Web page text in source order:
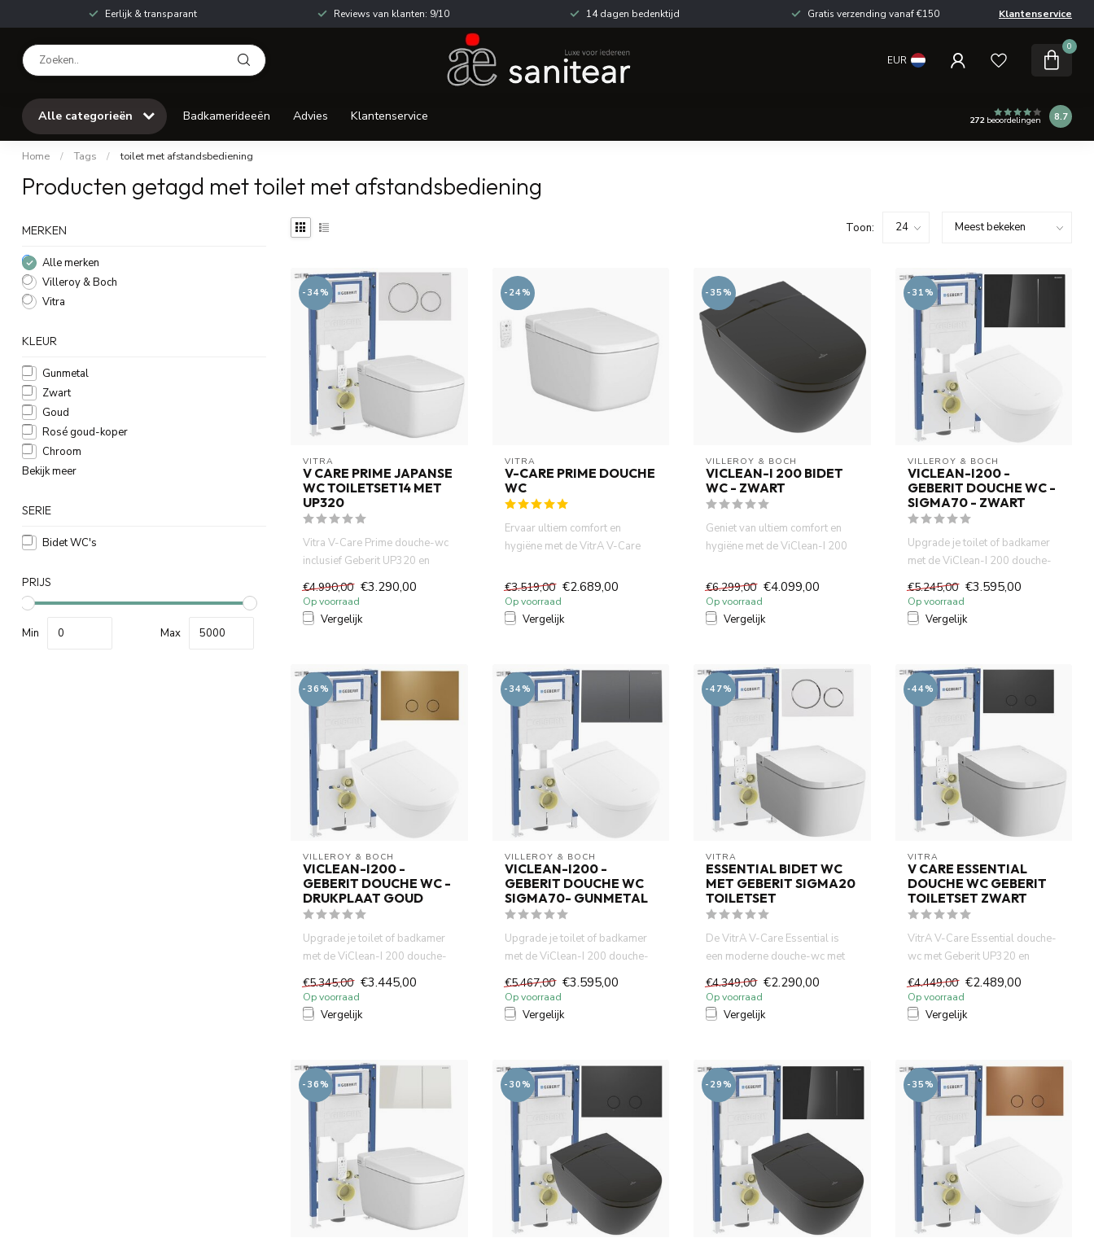
Eerlijk & transparant Reviews van klanten: 9/10 14 dagen bedenktijd Gratis verzending vanaf €150 Klantenservice
EUR
0
Alle categorieën Badkamerideeën Advies Klantenservice 272beoordelingen 8.7
Home / Tags / toilet met afstandsbediening
Producten getagd met toilet met afstandsbediening
MERKEN
Alle merken
Villeroy & Boch
Vitra
KLEUR
Gunmetal
Zwart
Goud
Rosé goud-koper
Chroom
Bekijk meer
SERIE
Bidet WC's
PRIJS
Min Max
Toon:
-34%
VITRA
V CARE PRIME JAPANSE
WC TOILETSET14 MET
UP320
Vitra V-Care Prime douche-wc
inclusief Geberit UP320 en
€4.990,00 €3.290,00
Op voorraad
Vergelijk
-24%
VITRA
V-CARE PRIME DOUCHE
WC
Ervaar ultiem comfort en
hygiëne met de VitrA V-Care
€3.519,00 €2.689,00
Op voorraad
Vergelijk
-35%
VILLEROY & BOCH
VICLEAN-I 200 BIDET
WC - ZWART
Geniet van ultiem comfort en
hygiëne met de ViClean-I 200
€6.299,00 €4.099,00
Op voorraad
Vergelijk
-31%
VILLEROY & BOCH
VICLEAN-I200 -
GEBERIT DOUCHE WC -
SIGMA70 - ZWART
Upgrade je toilet of badkamer
met de ViClean-I 200 douche-
€5.245,00 €3.595,00
Op voorraad
Vergelijk
-36%
VILLEROY & BOCH
VICLEAN-I200 -
GEBERIT DOUCHE WC -
DRUKPLAAT GOUD
Upgrade je toilet of badkamer
met de ViClean-I 200 douche-
wc, het betrouwbare Ge...
€5.345,00 €3.445,00
Op voorraad
Vergelijk
-34%
VILLEROY & BOCH
VICLEAN-I200 -
GEBERIT DOUCHE WC
SIGMA70- GUNMETAL
Upgrade je toilet of badkamer
met de ViClean-I 200 douche-
wc, het betrouwbare Ge...
€5.467,00 €3.595,00
Op voorraad
Vergelijk
-47%
VITRA
ESSENTIAL BIDET WC
MET GEBERIT SIGMA20
TOILETSET
De VitrA V-Care Essential is
een moderne douche-wc met
slimme functies zoals een...
€4.349,00 €2.290,00
Op voorraad
Vergelijk
-44%
VITRA
V CARE ESSENTIAL
DOUCHE WC GEBERIT
TOILETSET ZWART
VitrA V-Care Essential douche-
wc met Geberit UP320 en
zwarte drukplaat. Luxe Jap...
€4.449,00 €2.489,00
Op voorraad
Vergelijk
-36% -30% -29% -35%